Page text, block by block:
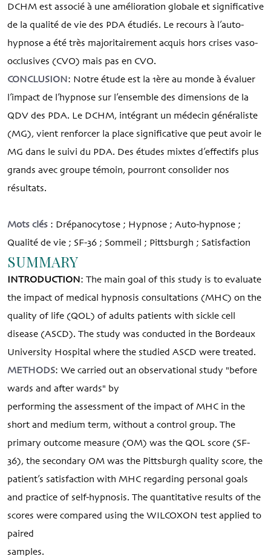
DCHM est associé à une amélioration globale et significative
de la qualité de vie des PDA étudiés. Le recours à l’auto-
hypnose a été très majoritairement acquis hors crises vaso-
occlusives (CVO) mais pas en CVO.
CONCLUSION: Notre étude est la 1ère au monde à évaluer
l’impact de l’hypnose sur l’ensemble des dimensions de la
QDV des PDA. Le DCHM, intégrant un médecin généraliste
(MG), vient renforcer la place significative que peut avoir le
MG dans le suivi du PDA. Des études mixtes d’effectifs plus
grands avec groupe témoin, pourront consolider nos
résultats.
Mots clés : Drépanocytose ; Hypnose ; Auto-hypnose ;
Qualité de vie ; SF-36 ; Sommeil ; Pittsburgh ; Satisfaction
SUMMARY
INTRODUCTION: The main goal of this study is to evaluate
the impact of medical hypnosis consultations (MHC) on the
quality of life (QOL) of adults patients with sickle cell
disease (ASCD). The study was conducted in the Bordeaux
University Hospital where the studied ASCD were treated.
METHODS: We carried out an observational study "before
wards and after wards" by
performing the assessment of the impact of MHC in the
short and medium term, without a control group. The
primary outcome measure (OM) was the QOL score (SF-
36), the secondary OM was the Pittsburgh quality score, the
patient’s satisfaction with MHC regarding personal goals
and practice of self-hypnosis. The quantitative results of the
scores were compared using the WILCOXON test applied to
paired
samples.